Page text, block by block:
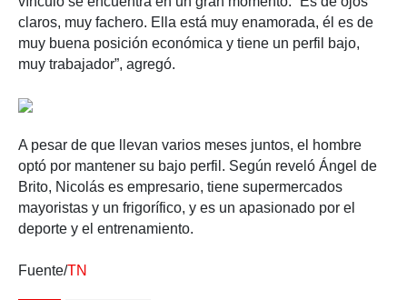
claros, muy fachero. Ella está muy enamorada, él es de
muy buena posición económica y tiene un perfil bajo,
muy trabajador”, agregó.
A pesar de que llevan varios meses juntos, el hombre
optó por mantener su bajo perfil. Según reveló Ángel de
Brito, Nicolás es empresario, tiene supermercados
mayoristas y un frigorífico, y es un apasionado por el
deporte y el entrenamiento.
Fuente/TN